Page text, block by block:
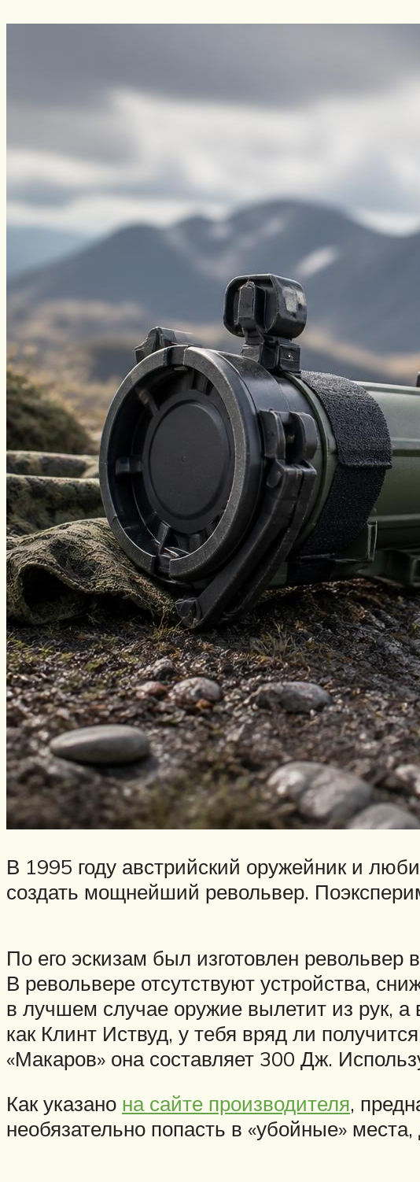
В 1995 году австрийский оружейник и
создать мощнейший револьвер.
По его эскизам был изготовлен револьвер
В револьвере отсутствуют устройства,
в лучшем случае оружие вылетит из рук, а
как Клинт Иствуд, у тебя вряд ли
«Макаров» она составляет 300 Дж.
Как указано на сайте производителя,
необязательно попасть в «убойные»